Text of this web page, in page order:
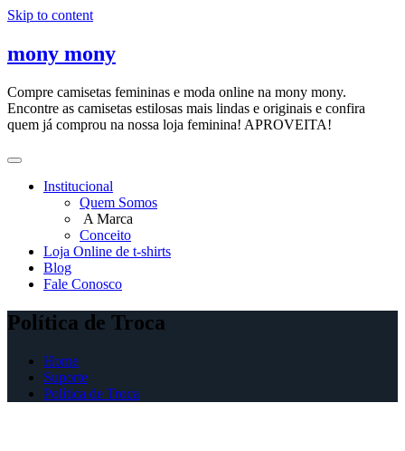
Skip to content
mony mony
Compre camisetas femininas e moda online na mony mony.
Encontre as camisetas estilosas mais lindas e originais e confira
quem já comprou na nossa loja feminina! APROVEITA!
Institucional
Quem Somos
A Marca
Conceito
Loja Online de t-shirts
Blog
Fale Conosco
Política de Troca
Home
Suporte
Política de Troca